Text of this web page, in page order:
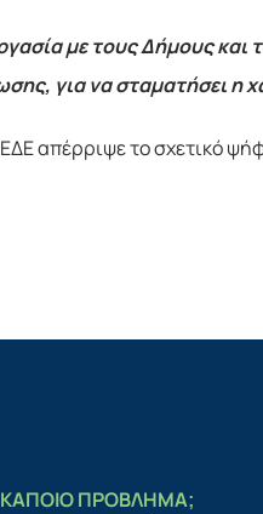
με τους Δήμους
για να σταματήσει η
απέρριψε το σχετικό
ΚΑΠΟΙΟ ΠΡΟΒΛΗΜΑ;